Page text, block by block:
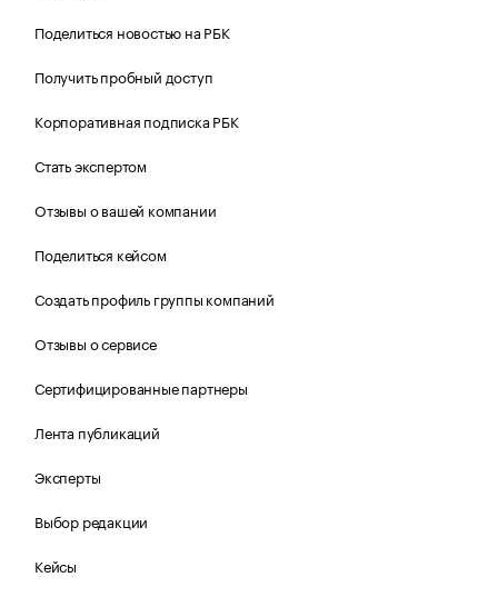
Поделиться новостью на РБК
Получить пробный доступ
Корпоративная подписка РБК
Стать экспертом
Отзывы о вашей компании
Поделиться кейсом
Создать профиль группы компаний
Отзывы о сервисе
Сертифицированные партнеры
Лента публикаций
Эксперты
Выбор редакции
Кейсы